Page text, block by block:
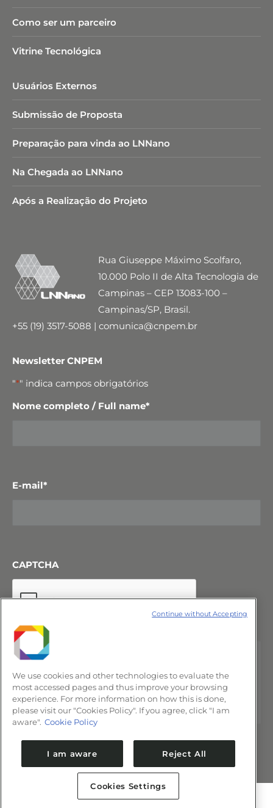
Como ser um parceiro
Vitrine Tecnológica
Usuários Externos
Submissão de Proposta
Preparação para vinda ao LNNano
Na Chegada ao LNNano
Após a Realização do Projeto
Rua Giuseppe Máximo Scolfaro,
10.000 Polo II de Alta Tecnologia de
Campinas – CEP 13083-100 –
Campinas/SP, Brasil.
+55 (19) 3517-5088 | comunica@cnpem.br
Newsletter CNPEM
"*" indica campos obrigatórios
Nome completo / Full name*
E-mail*
CAPTCHA
We use cookies and other technologies to evaluate the
most accessed pages and thus improve your browsing
experience. For more information on how this is done,
please visit our "Cookies Policy". If you agree, click "I am
aware". Cookie Policy
I am aware Reject All
Cookies Settings
Continue without Accepting